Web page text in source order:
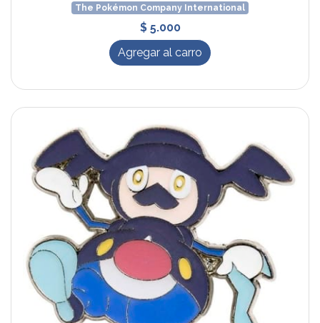
The Pokémon Company International
$ 5.000
Agregar al carro